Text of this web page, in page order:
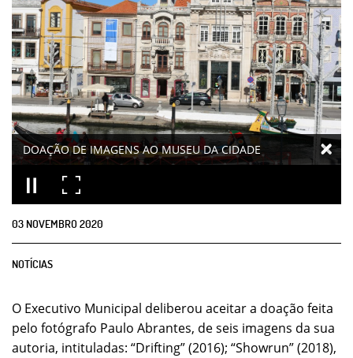
DOAÇÃO DE IMAGENS AO MUSEU DA CIDADE
03 NOVEMBRO2020
NOTÍCIAS
O Executivo Municipal deliberou aceitar a doação feita
pelo fotógrafo Paulo Abrantes, de seis imagens da sua
autoria, intituladas: “Drifting” (2016); “Showrun” (2018),